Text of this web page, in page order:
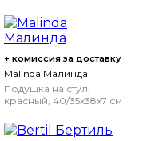
+ комиссия за доставку
Malinda Малинда
Подушка на стул,
красный, 40/35x38x7 см